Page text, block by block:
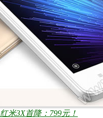
红米3X首降：799元！